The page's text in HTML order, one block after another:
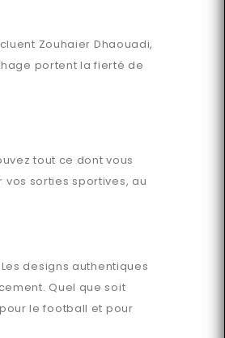
Zouhaier Dhaouadi,
portent la fierté de
tout ce dont vous
sorties sportives, au
designs authentiques
Quel que soit
le football et pour